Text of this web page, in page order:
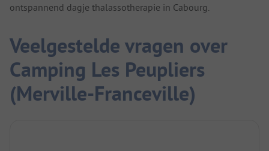
ontspannend dagje thalassotherapie in Cabourg.
Veelgestelde vragen over
Camping Les Peupliers
(Merville-Franceville)